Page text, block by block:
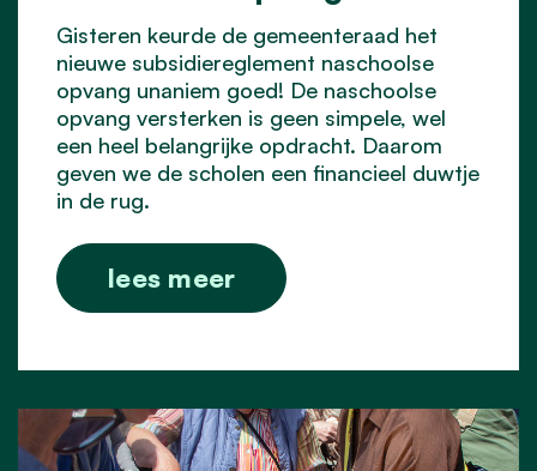
Gisteren keurde de gemeenteraad het
nieuwe subsidiereglement naschoolse
opvang unaniem goed! De naschoolse
opvang versterken is geen simpele, wel
een heel belangrijke opdracht. Daarom
geven we de scholen een financieel duwtje
in de rug.
lees meer